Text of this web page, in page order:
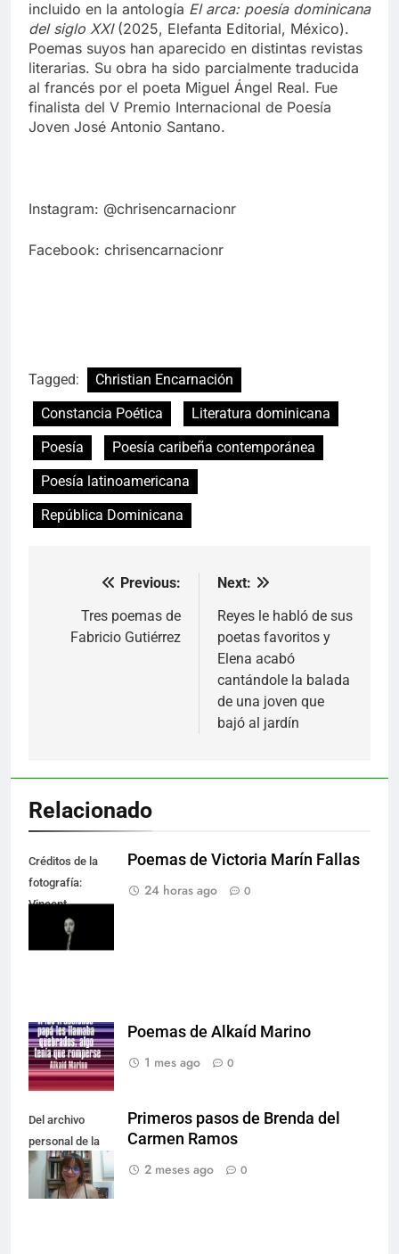
incluido en la antología El arca: poesía dominicana
del siglo XXI(2025, Elefanta Editorial, México).
Poemas suyos han aparecido en distintas revistas
literarias. Su obra ha sido parcialmente traducida
al francés por el poeta Miguel Ángel Real. Fue
finalista del V Premio Internacional de Poesía
Joven José Antonio Santano.
Instagram: @chrisencarnacionr
Facebook: chrisencarnacionr
Tagged:
Christian Encarnación
Constancia Poética
Literatura dominicana
Poesía
Poesía caribeña contemporánea
Poesía latinoamericana
República Dominicana
Navegación
Previous:
Tres poemas de
Fabricio Gutiérrez
Next:
Reyes le habló de sus
poetas favoritos y
Elena acabó
cantándole la balada
de una joven que
bajó al jardín
Relacionado
Créditos de la
fotografía:
Vincent
Rodríguez.
Poemas de Victoria Marín Fallas
24 horas ago
0
Poemas de Alkaíd Marino
1 mes ago
0
Del archivo
personal de la
autora.
Primeros pasos de Brenda del
Carmen Ramos
2 meses ago
0